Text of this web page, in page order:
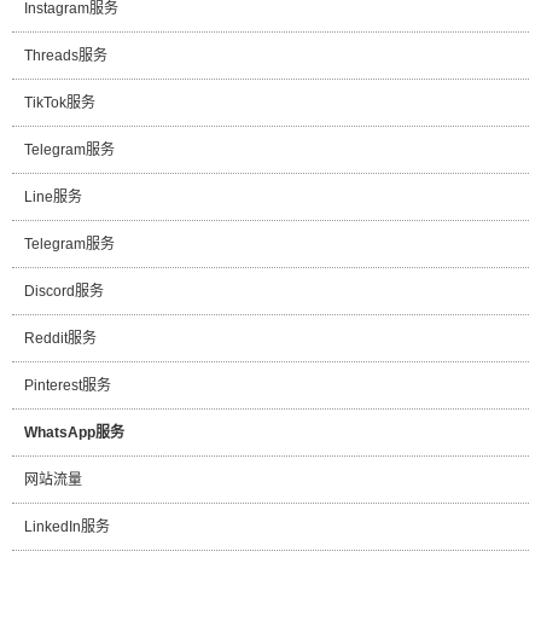
Instagram服务
Threads服务
TikTok服务
Telegram服务
Line服务
Telegram服务
Discord服务
Reddit服务
Pinterest服务
WhatsApp服务
网站流量
LinkedIn服务